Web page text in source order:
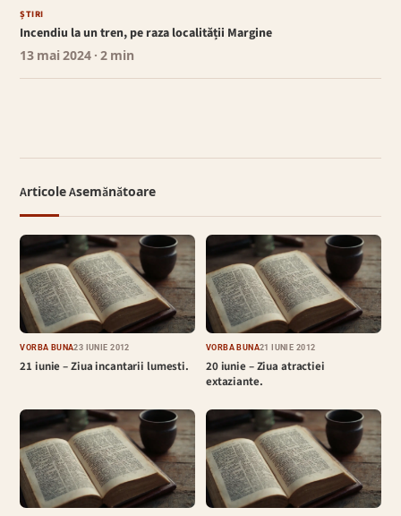
ȘTIRI
Incendiu la un tren, pe raza localității Margine
13 mai 2024 · 2 min
Articole Asemănătoare
VORBA BUNĂ23 IUNIE 2012
21 iunie – Ziua incantarii lumesti.
VORBA BUNĂ21 IUNIE 2012
20 iunie – Ziua atractiei
extaziante.